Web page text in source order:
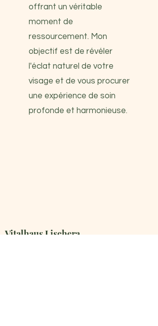
offrant un véritable
moment de
ressourcement. Mon
objectif est de révéler
l'éclat naturel de votre
visage et de vous procurer
une expérience de soin
profonde et harmonieuse.
Vitalhaus Lischera